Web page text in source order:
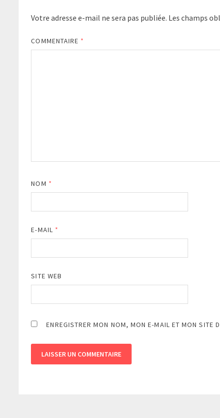
Votre adresse e-mail ne sera pas publiée. Les champs
COMMENTAIRE *
NOM *
E-MAIL *
SITE WEB
ENREGISTRER MON NOM, MON E-MAIL ET MON SITE